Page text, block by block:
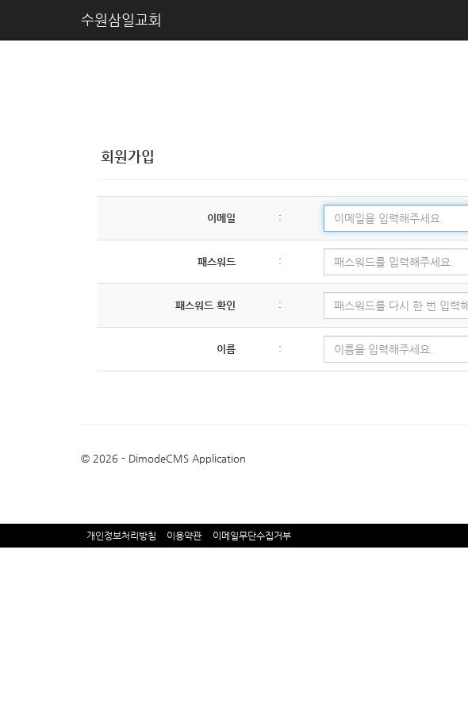
수원삼일교회
회원가입
이메일 :
패스워드 :
패스워드 확인 :
이름 :
© 2026 - DimodeCMS Application
개인정보처리방침 이용약관 이메일무단수집거부